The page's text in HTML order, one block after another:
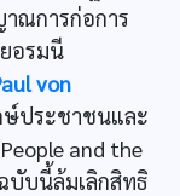
าณการก่อการ
อรมนี
von
ประชาชนและ
and the
บนี้ล้มเลิกสิทธิ